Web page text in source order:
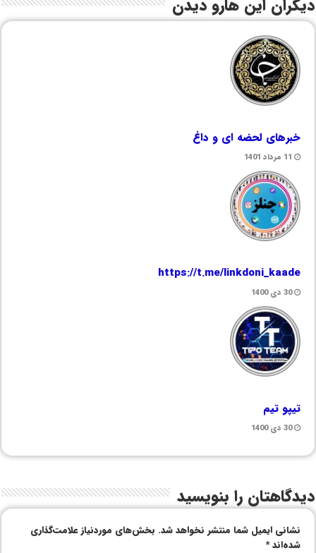
دیگران این هارو دیدن
خبرهای لحضه ای و داغ
11 مرداد 1401
https://t.me/linkdoni_kaade
30 دی 1400
تیپو تیم
30 دی 1400
دیدگاهتان را بنویسید
نشانی ایمیل شما منتشر نخواهد شد. بخش‌های موردنیاز علامت‌گذاری
شده‌اند*